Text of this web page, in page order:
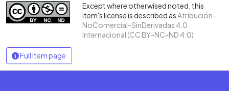
Except where otherwised noted, this
item's license is described asAtribución-
NoComercial-SinDerivadas 4.0
Internacional (CC BY-NC-ND 4.0)
Full item page